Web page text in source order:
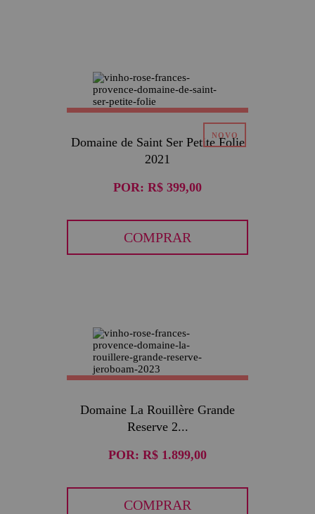
Domaine de Saint Ser Petite Folie
2021
POR: R$ 399,00
COMPRAR
Domaine La Rouillère Grande
Reserve 2...
POR: R$ 1.899,00
COMPRAR